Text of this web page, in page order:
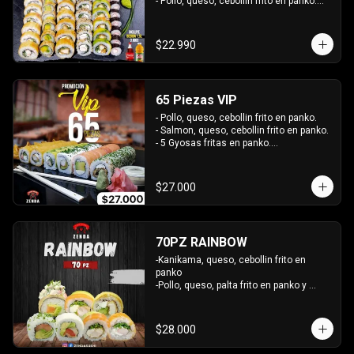
-Kanikama, queso, cebollin envuelto en
sesamo.
- Hosomaki de kanikama.
INCLUYE:  4 SALSAS - 3PALITOS
$22.990
65 Piezas VIP
- Pollo, queso, cebollin frito en panko.
- Salmon, queso, cebollin frito en panko.
- 5 Gyosas fritas en panko.
salmon.
- Champiñon furai, queso envuelto en
sesamo y ciboulette.
- Camaron furai, queso, cebollin
INCLUYE: 4 SALSAS -  3 PALITOS
$27.000
70PZ RAINBOW
-Kanikama, queso, cebollin frito en
panko
-Pollo, queso, palta frito en panko y
-Salmon, palta envuelto en cibullette
-Camaron, queso, cebollin envuelto en
plaqueta mixta
$28.000